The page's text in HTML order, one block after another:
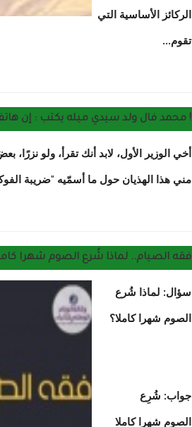
الركائز الأساسية التي
تقوم...
محمد فال ولد سيدي ميله يكتب : إن هاتفي ركيك سيادة الوزير الأول !
أخي الوزير الأول، لابد أنك تقرأ، ولو
مني هذا الهذيان حول ما أسمّيه "ضريبة
فقه الصيام.. لماذا شُرع الصوم شهرا
سؤال: لماذا شُرع
الصوم شهرا كاملا؟
جواب: شُرِع
الصوم شهرا كاملا